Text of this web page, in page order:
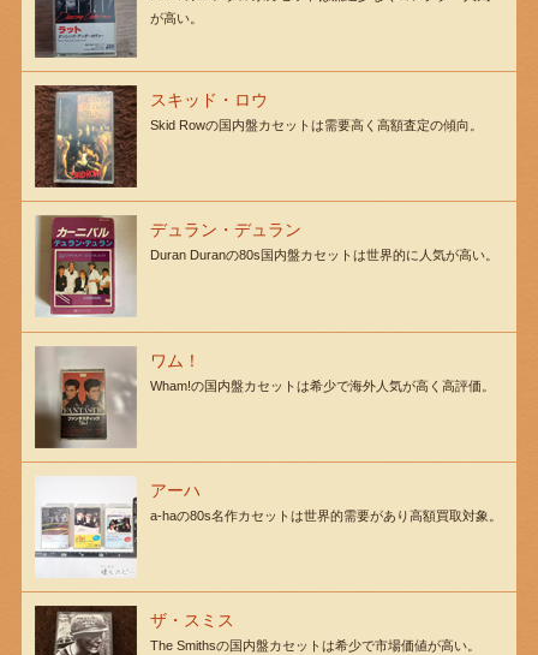
が高い。
スキッド・ロウ
Skid Rowの国内盤カセットは需要高く高額査定の傾向。
デュラン・デュラン
Duran Duranの80s国内盤カセットは世界的に人気が高い。
ワム！
Wham!の国内盤カセットは希少で海外人気が高く高評価。
アーハ
a-haの80s名作カセットは世界的需要があり高額買取対象。
ザ・スミス
The Smithsの国内盤カセットは希少で市場価値が高い。